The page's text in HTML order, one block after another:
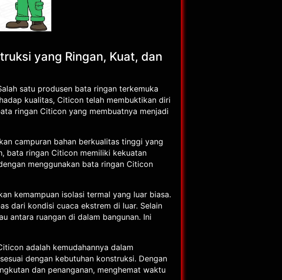
yang Ringan, Kuat, dan
satu produsen bata ringan terkemuka
kualitas, Citicon telah membuktikan diri
ringan Citicon yang membuatnya menjadi
campuran bahan berkualitas tinggi yang
bata ringan Citicon memiliki kekuatan
menggunakan bata ringan Citicon
kemampuan isolasi termal yang luar biasa.
dari kondisi cuaca ekstrem di luar. Selain
antara ruangan di dalam bangunan. Ini
adalah kemudahannya dalam
dengan kebutuhan konstruksi. Dengan
dan penanganan, menghemat waktu